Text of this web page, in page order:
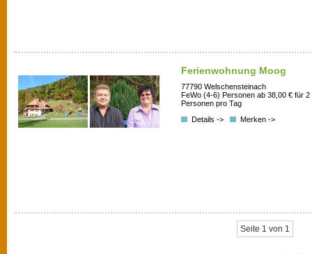
Ferienwohnung Moog
77790 Welschensteinach
FeWo (4-6) Personen ab 38,00 € für 2
Personen pro Tag
Details ->
Merken ->
Seite 1 von 1